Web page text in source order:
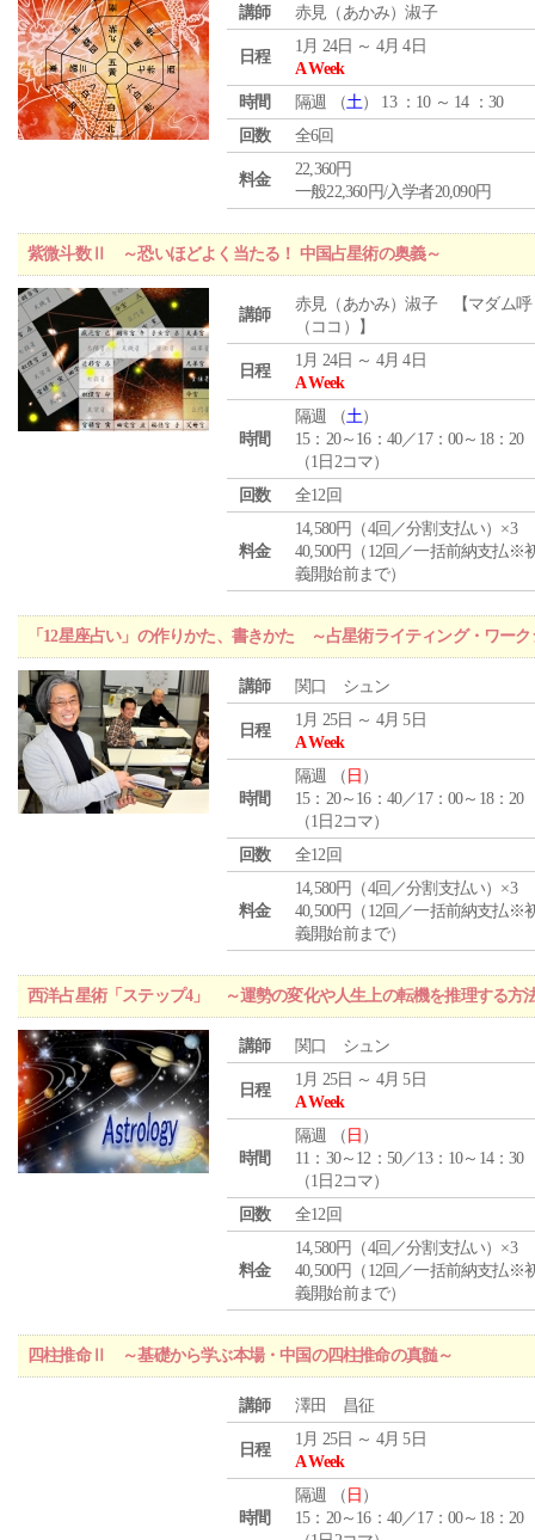
講師 赤見（あかみ）淑子
日程
1月 24日 ～ 4月 4日
A Week
時間
隔週 （土） 13 ：10 ～ 14 ：30
回数
全6回
料金
22,360円
一般22,360円/入学者20,090円
紫微斗数Ⅱ ～恐いほどよく当たる！ 中国占星術の奥義～
講師
赤見（あかみ）淑子 【マダム呼
（ココ）】
日程
1月 24日 ～ 4月 4日
A Week
時間
隔週 （土）
15：20～16：40／17：00～18：20
（1日2コマ）
回数
全12回
料金
14,580円（4回／分割支払い）×3
40,500円（12回／一括前納支払※
義開始前まで）
「12星座占い」の作りかた、書きかた ～占星術ライティング・ワー
講師 関口 シュン
日程
1月 25日 ～ 4月 5日
A Week
時間
隔週 （ 日 ）
15：20～16：40／17：00～18：20
（1日2コマ）
回数
全12回
料金
14,580円（4回／分割支払い）×3
40,500円（12回／一括前納支払※
義開始前まで）
西洋占星術「ステップ4」 ～運勢の変化や人生上の転機を推理する方
講師 関口 シュン
日程
1月 25日 ～ 4月 5日
A Week
時間
隔週 （ 日 ）
11：30～12：50／13：10～14：30
（1日2コマ）
回数
全12回
料金
14,580円（4回／分割支払い）×3
40,500円（12回／一括前納支払※
義開始前まで）
四柱推命Ⅱ ～基礎から学ぶ本場・中国の四柱推命の真髄～
講師 澤田 昌征
日程
1月 25日 ～ 4月 5日
A Week
時間
隔週 （ 日 ）
15：20～16：40／17：00～18：20